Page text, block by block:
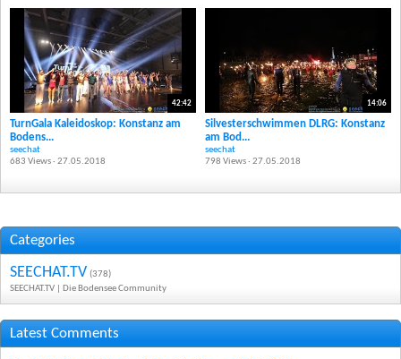
42:42
TurnGala Kaleidoskop: Konstanz am
Bodens...
seechat
683 Views · 27.05.2018
14:06
Silvesterschwimmen DLRG: Konstanz
am Bod...
seechat
798 Views · 27.05.2018
Categories
SEECHAT.TV (378)
SEECHAT.TV | Die Bodensee Community
Latest Comments